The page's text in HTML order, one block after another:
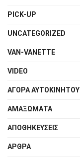
PICK-UP
UNCATEGORIZED
VAN-VANETTΕ
VIDEO
ΑΓΟΡΑ ΑΥΤΟΚΙΝΗΤΟΥ
ΑΜΑΞΩΜΑΤΑ
ΑΠΟΘΗΚΕΥΣΕΙΣ
ΑΡΘΡΑ